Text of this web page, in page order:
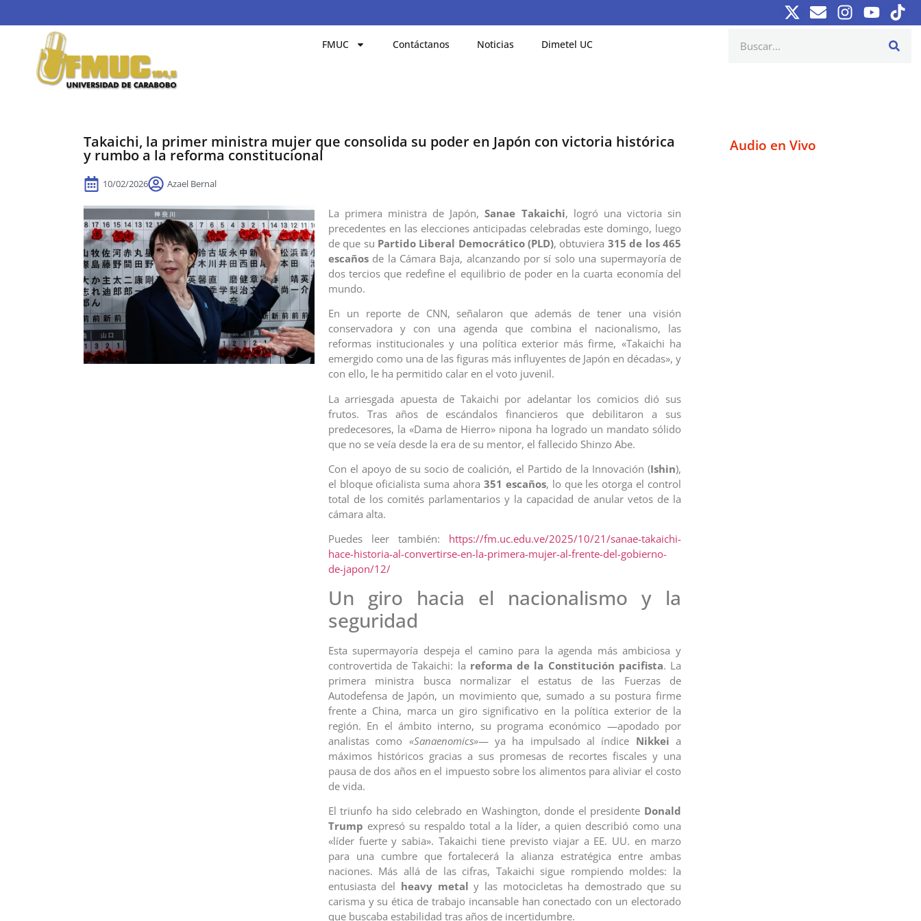
FMUC Contáctanos Noticias Dimetel UC
Takaichi, la primer ministra mujer que consolida su poder en Japón con victoria histórica
y rumbo a la reforma constitucional
10/02/2026 Azael Bernal
La primera ministra de Japón,Sanae Takaichi, logró una victoria sin
precedentes en las elecciones anticipadas celebradas este domingo, luego
de que su Partido Liberal Democrático (PLD), obtuviera 315 de los 465
escañosde la Cámara Baja, alcanzando por sí solo una supermayoría de
dos tercios que redefine el equilibrio de poder en la cuarta economía del
mundo.
En un reporte de CNN, señalaron que además de tener una visión
conservadora y con una agenda que combina el nacionalismo, las
reformas institucionales y una política exterior más firme, «Takaichi ha
emergido como una de las figuras más influyentes de Japón en décadas», y
con ello, le ha permitido calar en el voto juvenil.
La arriesgada apuesta de Takaichi por adelantar los comicios dió sus
frutos. Tras años de escándalos financieros que debilitaron a sus
predecesores, la «Dama de Hierro» nipona ha logrado un mandato sólido
que no se veía desde la era de su mentor, el fallecido Shinzo Abe.
Con el apoyo de su socio de coalición, el Partido de la Innovación (Ishin),
el bloque oficialista suma ahora351 escaños, lo que les otorga el control
total de los comités parlamentarios y la capacidad de anular vetos de la
cámara alta.
Puedes leer también: https://fm.uc.edu.ve/2025/10/21/sanae-takaichi-
hace-historia-al-convertirse-en-la-primera-mujer-al-frente-del-gobierno-
de-japon/12/
Un giro hacia el nacionalismo y la
seguridad
Esta supermayoría despeja el camino para la agenda más ambiciosa y
controvertida de Takaichi: la reforma de la Constitución pacifista. La
primera ministra busca normalizar el estatus de las Fuerzas de
Autodefensa de Japón, un movimiento que, sumado a su postura firme
frente a China, marca un giro significativo en la política exterior de la
región. En el ámbito interno, su programa económico —apodado por
analistas como «Sanaenomics»— ya ha impulsado al índice Nikkei a
máximos históricos gracias a sus promesas de recortes fiscales y una
pausa de dos años en el impuesto sobre los alimentos para aliviar el costo
de vida.
El triunfo ha sido celebrado en Washington, donde el presidente Donald
Trump expresó su respaldo total a la líder, a quien describió como una
«líder fuerte y sabia». Takaichi tiene previsto viajar a EE. UU. en marzo
para una cumbre que fortalecerá la alianza estratégica entre ambas
naciones. Más allá de las cifras, Takaichi sigue rompiendo moldes: la
entusiasta del heavy metal y las motocicletas ha demostrado que su
carisma y su ética de trabajo incansable han conectado con un electorado
que buscaba estabilidad tras años de incertidumbre.
Audio en Vivo